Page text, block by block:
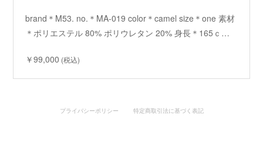
brand＊M53. no.＊MA-019 color＊camel size＊one 素材
＊ポリエステル 80% ポリウレタン 20% 身長＊165ｃ…
￥99,000 (税込)
プライバシーポリシー 特定商取引法に基づく表記